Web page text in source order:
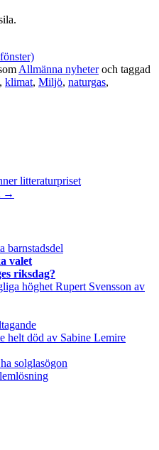
Allmänna nyheteroch taggad
, klimat, Miljö, naturgas,
litteraturpriset
→
barnstadsdel
valet
riksdag?
höghet Rupert Svensson av
helt död av Sabine Lemire
solglasögon